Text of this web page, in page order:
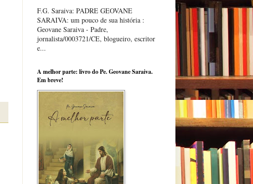
F.G. Saraiva: PADRE GEOVANE
SARAIVA: um pouco de sua história :
Geovane Saraiva - Padre,
jornalista/0003721/CE, blogueiro, escritor
e...
A melhor parte: livro do Pe. Geovane Saraiva.
Em breve!